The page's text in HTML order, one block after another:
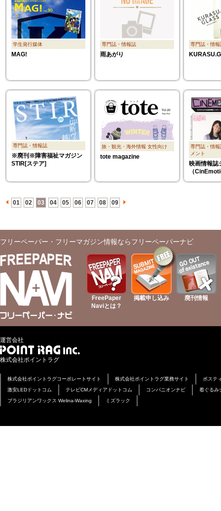
学生発行媒体
MAG!
専門誌・情報誌
雨あがり
専門誌・情報
専門誌・情報誌
※廃刊※障害福祉マガジン
STIR[ステア]
旅・観光・海外情報 女性向け
tote magazine
専門誌・情報
メント
映画情報誌
（
01 02 03 04 05 06 07 08 09
フリーペーパー・フリーマガジン情報ならフリーペーパーナビ
FreePaper
Naviとは？
掲載申し込み 廃刊情報
運営会社
株式会社ポイントラグ
株式会社ポイントラグコーポレートサイト 株式会社ポイントラグ業務サイト
ポステ
激安LEDドットコム
テレビCMメディアドットコム コンパニオンナビ
着ぐるみ
ブラジリアンワックス Welina-Waxing
ミズラック